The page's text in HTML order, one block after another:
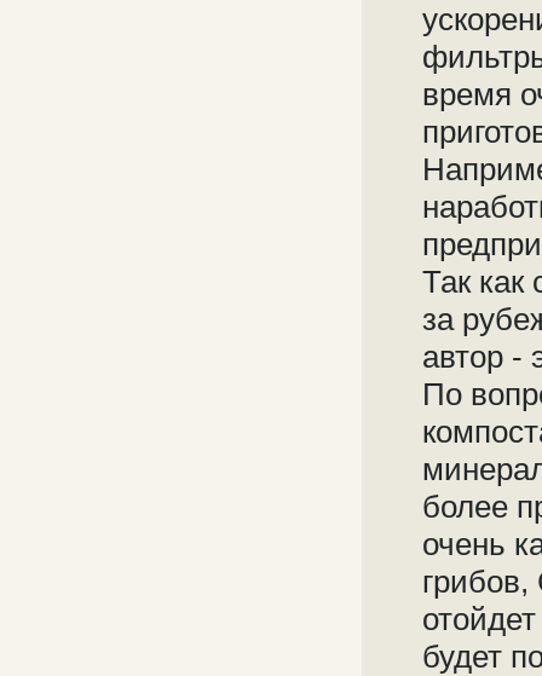
время
Так как
за
автор -
По
более
очень
грибов,
будет